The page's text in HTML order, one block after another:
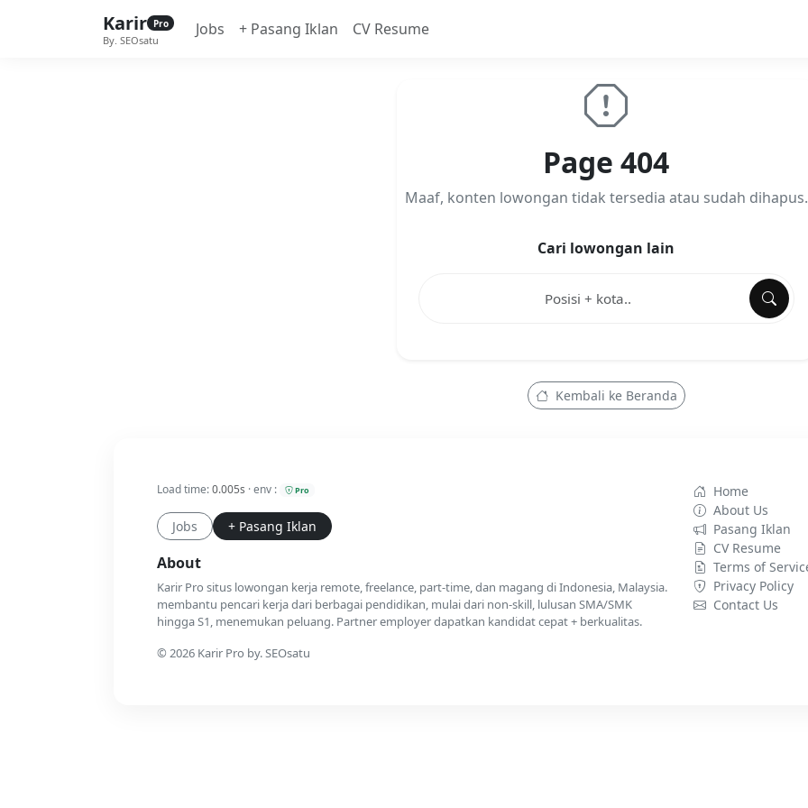
Karir Pro
By. SEOsatu
Jobs + Pasang Iklan CV Resume
Page 404
Maaf, konten lowongan tidak tersedia atau sudah dihapus.
Cari lowongan lain
Kembali ke Beranda
Load time:0.005s · env : Pro
Jobs + Pasang Iklan
About
Karir Pro situs lowongan kerja remote, freelance, part-time, dan magang di Indonesia, Malaysia.
membantu pencari kerja dari berbagai pendidikan, mulai dari non-skill, lulusan SMA/SMK
hingga S1, menemukan peluang. Partner employer dapatkan kandidat cepat + berkualitas.
© 2026 Karir Pro by. SEOsatu
Home
About Us
Pasang Iklan
CV Resume
Terms of
Privacy Policy
Contact Us